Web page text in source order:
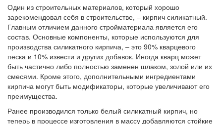
Один из строительных материалов, который хорошо
зарекомендовал себя в строительстве, – кирпич силикатный.
Главным отличием данного стройматериала является его
состав. Основные компоненты, которые используются для
производства силикатного кирпича, – это 90% кварцевого
песка и 10% извести и других добавок. Иногда кварц может
быть частично либо полностью заменен шлаком, золой или их
смесями. Кроме этого, дополнительными ингредиентами
кирпича могут быть модификаторы, которые увеличивают его
преимущества.
Ранее производился только белый силикатный кирпич, но
теперь в процессе изготовления в массу добавляются стойкие